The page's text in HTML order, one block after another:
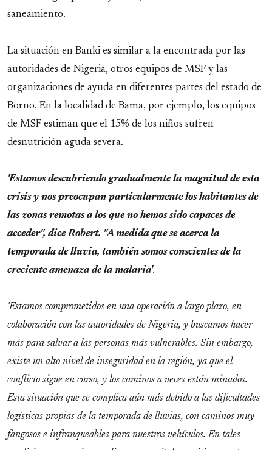
saneamiento.
La situación en Banki es similar a la encontrada por las
autoridades de Nigeria, otros equipos de MSF y las
organizaciones de ayuda en diferentes partes del estado de
Borno. En la localidad de Bama, por ejemplo, los equipos
de MSF estiman que el 15% de los niños sufren
desnutrición aguda severa.
'Estamos descubriendo gradualmente la magnitud de esta
crisis y nos preocupan particularmente los habitantes de
las zonas remotas a los que no hemos sido capaces de
acceder", dice Robert. "A medida que se acerca la
temporada de lluvia, también somos conscientes de la
creciente amenaza de la malaria'.
'Estamos comprometidos en una operación a largo plazo, en
colaboración con las autoridades de Nigeria, y buscamos hacer
más para salvar a las personas más vulnerables. Sin embargo,
existe un alto nivel de inseguridad en la región, ya que el
conflicto sigue en curso, y los caminos a veces están minados.
Esta situación que se complica aún más debido a las dificultades
logísticas propias de la temporada de lluvias, con caminos muy
fangosos e infranqueables para nuestros vehículos. En tales